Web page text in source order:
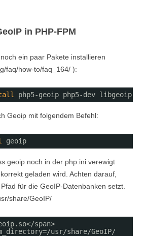
in PHP-FPM
ein paar Pakete installieren
faq/how-to/faq_164/ ):
php5-geoip php5-dev libgeoip-
Geoip mit folgendem Befehl:
geoip
geoip noch in der php.ini verewigt
geladen wird. Achten darauf,
für die GeoIP-Datenbanken setzt.
share/GeoIP/
/span>
/usr/share/GeoIP/